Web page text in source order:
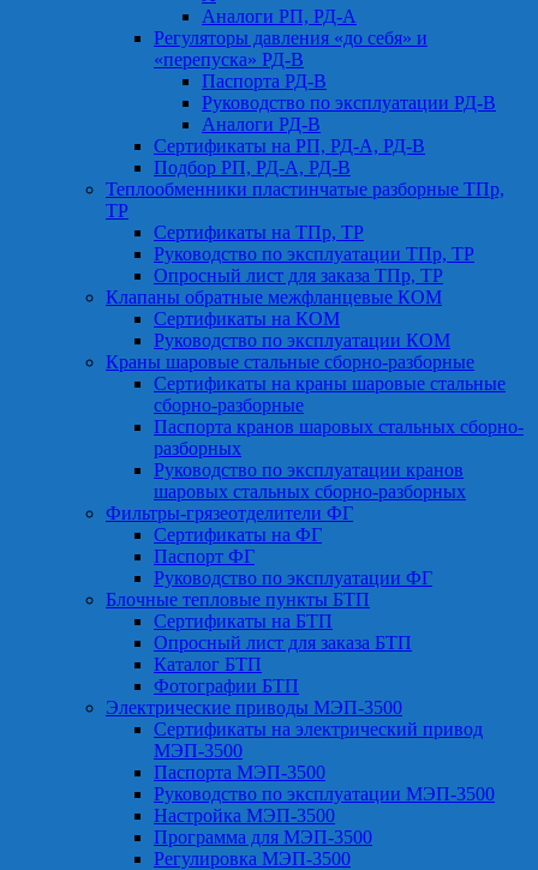
Аналоги РП, РД-А
Регуляторы давления «до себя» и
«перепуска» РД-В
Паспорта РД-В
Руководство по эксплуатации РД-В
Аналоги РД-В
Сертификаты на РП, РД-А, РД-В
Подбор РП, РД-А, РД-В
Теплообменники пластинчатые разборные ТПр,
ТР
Сертификаты на ТПр, ТР
Руководство по эксплуатации ТПр, ТР
Опросный лист для заказа ТПр, ТР
Клапаны обратные межфланцевые КОМ
Сертификаты на КОМ
Руководство по эксплуатации КОМ
Краны шаровые стальные сборно-разборные
Сертификаты на краны шаровые стальные
сборно-разборные
Паспорта кранов шаровых стальных сборно-
разборных
Руководство по эксплуатации кранов
шаровых стальных сборно-разборных
Фильтры-грязеотделители ФГ
Сертификаты на ФГ
Паспорт ФГ
Руководство по эксплуатации ФГ
Блочные тепловые пункты БТП
Сертификаты на БТП
Опросный лист для заказа БТП
Каталог БТП
Фотографии БТП
Электрические приводы МЭП-3500
Сертификаты на электрический привод
МЭП-3500
Паспорта МЭП-3500
Руководство по эксплуатации МЭП-3500
Настройка МЭП-3500
Программа для МЭП-3500
Регулировка МЭП-3500